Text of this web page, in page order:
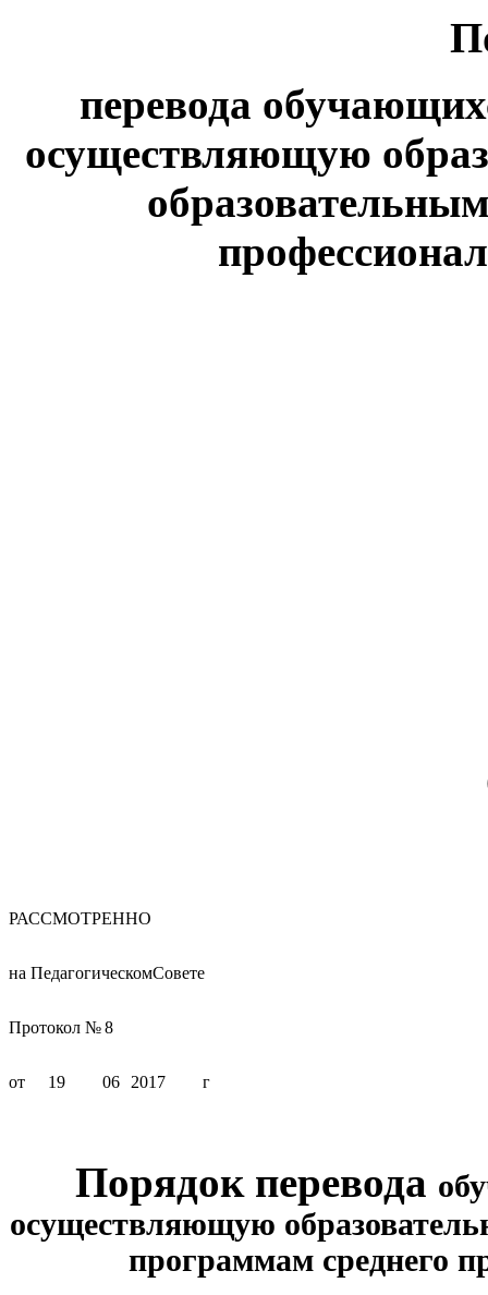
перевода
осуществляющую
РАССМОТРЕННО
на ПедагогическомСовете
Протокол №8
от 19 06 2017 г
Порядок перевода
осуществляющую
программам среднего